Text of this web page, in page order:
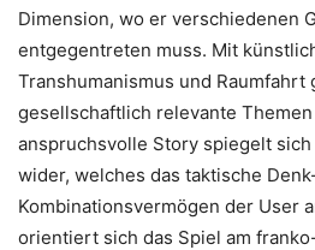
Dimension, wo er verschiedenen
entgegentreten muss. Mit
Transhumanismus und Raumfahrt
gesellschaftlich relevante
anspruchsvolle Story spiegelt
wider, welches das taktische
Kombinationsvermögen der User
orientiert sich das Spiel am